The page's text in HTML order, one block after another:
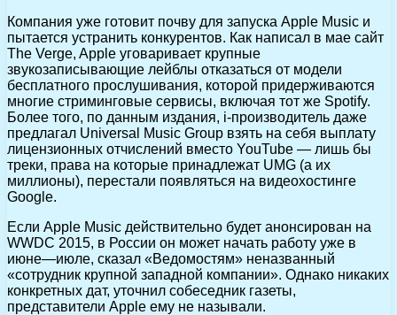
Компания уже готовит почву для запуска Apple Music и
пытается устранить конкурентов. Как написал в мае сайт
The Verge, Apple уговаривает крупные
звукозаписывающие лейблы отказаться от модели
бесплатного прослушивания, которой придерживаются
многие стриминговые сервисы, включая тот же Spotify.
Более того, по данным издания, i-производитель даже
предлагал Universal Music Group взять на себя выплату
лицензионных отчислений вместо YouTube — лишь бы
треки, права на которые принадлежат UMG (а их
миллионы), перестали появляться на видеохостинге
Google.
Если Apple Music действительно будет анонсирован на
WWDC 2015, в России он может начать работу уже в
июне—июле, сказал «Ведомостям» неназванный
«сотрудник крупной западной компании». Однако никаких
конкретных дат, уточнил собеседник газеты,
представители Apple ему не называли.